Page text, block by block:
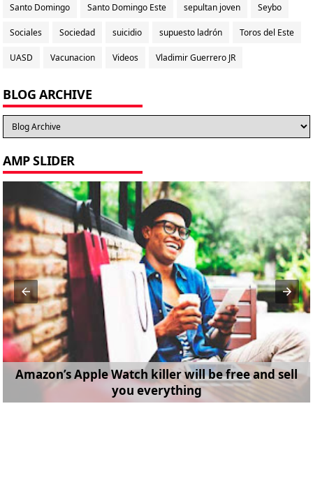
Santo Domingo Santo Domingo Este sepultan joven Seybo
Sociales Sociedad suicidio supuesto ladrón Toros del Este
UASD Vacunacion Videos Vladimir Guerrero JR
BLOG ARCHIVE
AMP SLIDER
Amazon’s Apple Watch killer will be free and sell
you everything